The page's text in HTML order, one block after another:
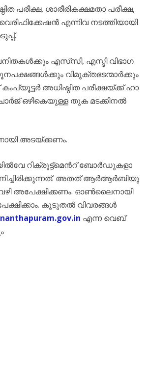
പ​രീ​ക്ഷ, ശാ​രീ​രി​ക​ക്ഷ​മ​താ പ​രീ​ക്ഷ,
എ​ന്നി​വ ന​ട​ത്തി​യാ​യി​
എ​സ്‌​സി, എ​സ്ടി വി​ഭാ​ഗ​
വി​മു​ക്ത​ഭ​ട​ന്മാ​ർ​ക്കും
അ​ധി​ഷ്ഠി​ത പ​രീ​ക്ഷ​യ്ക്ക് ഹാ​
ഒ​ഴി​കെ​യു​ള്ള തു​ക മ​ട​ക്കി​ന​ൽ​
അ​ട​യ്ക്ക​ണം.
റി​ക്രൂ​ട്ട്മെ​ന്‍റ് ബോ​ർ​ഡു​ക​ളാ​
അ​ത​ത് ആ​ർ​ആ​ർ​ബി​യു​
അ​പേ​ക്ഷി​ക്ക​ണം. ഓ​ണ്‍​ലൈ​നാ​യി
കൂടുതൽ വിവരങ്ങൾ
എന്ന വെബ്